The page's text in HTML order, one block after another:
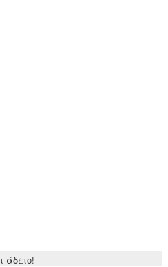
άδειο!